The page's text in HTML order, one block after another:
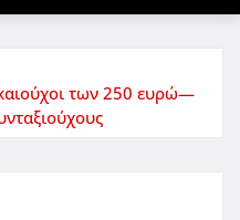
των 250 ευρώ—